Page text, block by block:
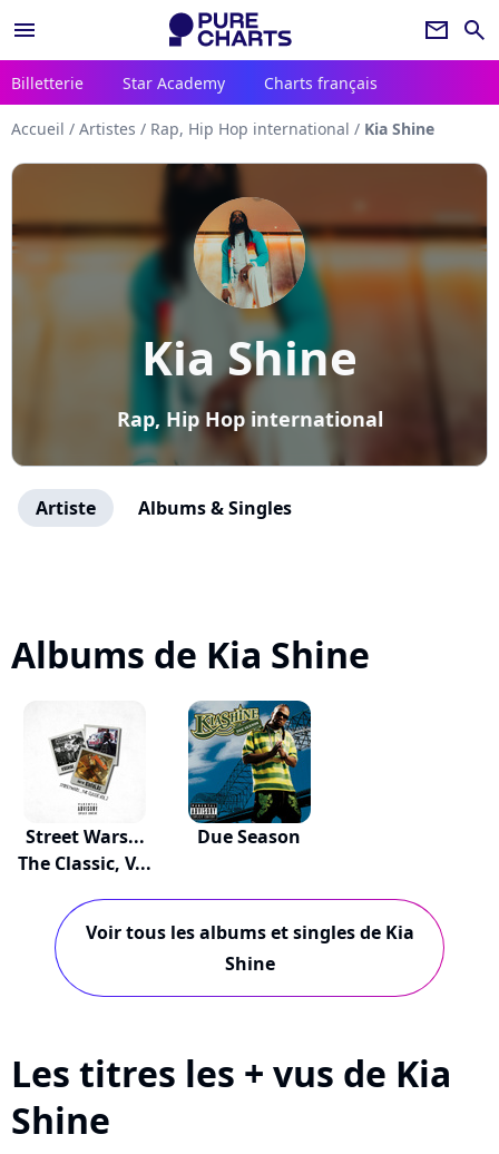
menu newsletter search
Billetterie Star Academy Charts français
Accueil / Artistes / Rap, Hip Hop international / Kia Shine
Kia Shine
Rap, Hip Hop international
Artiste Albums & Singles
Albums de Kia Shine
Street Wars...
The Classic, V...
Due Season
Voir tous les albums et singles de Kia
Shine
Les titres les + vus de Kia
Shine